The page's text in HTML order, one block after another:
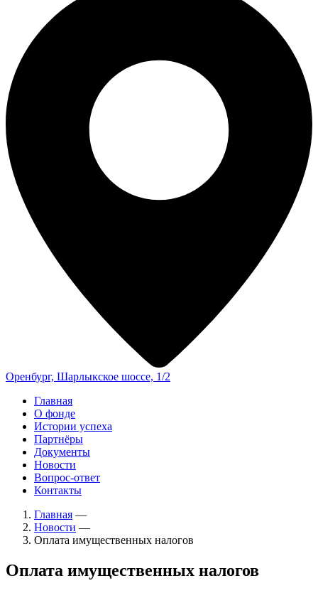
Оренбург, Шарлыкское шоссе, 1/2
Главная
О фонде
Истории успеха
Партнёры
Документы
Новости
Вопрос-ответ
Контакты
Главная —
Новости —
Оплата имущественных налогов
Оплата имущественных налогов